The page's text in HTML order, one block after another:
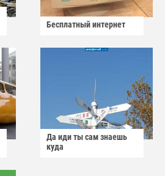
Бесплатный интернет
Да иди ты сам знаешь
куда